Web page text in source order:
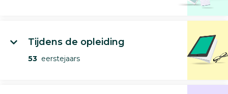
Tijdens de opleiding
53 eerstejaars